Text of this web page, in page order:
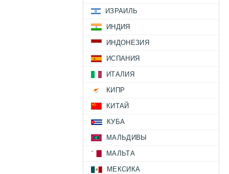
ИЗРАИЛЬ
ИНДИЯ
ИНДОНЕЗИЯ
ИСПАНИЯ
ИТАЛИЯ
КИПР
КИТАЙ
КУБА
МАЛЬДИВЫ
МАЛЬТА
МЕКСИКА